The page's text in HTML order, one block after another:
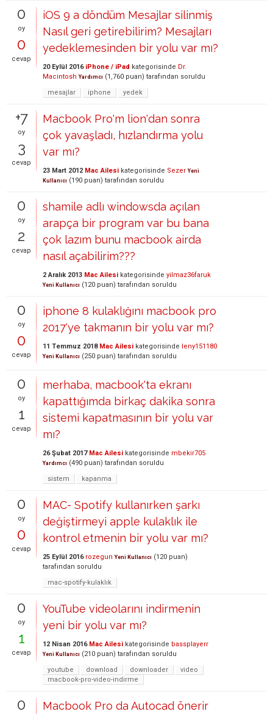
0
oy
0
cevap
iOS 9 a döndüm Mesajlar silinmiş
Nasıl geri getirebilirim? Mesajları
yedeklemesinden bir yolu var mı?
20 Eylül 2016 iPhone / iPad kategorisinde Dr.
Macintosh Yardımcı (1,760 puan) tarafından soruldu
mesajlar
iphone yedek
+7
oy
3
cevap
Macbook Pro'm lion'dan sonra
çok yavaşladı, hızlandırma yolu
var mı?
23 Mart 2012 Mac Ailesi kategorisinde Sezer Yeni
Kullanıcı (190 puan) tarafından soruldu
0
oy
2
cevap
shamile adlı windowsda açılan
arapça bir program var bu bana
çok lazım bunu macbook airda
nasıl açabilirim???
2 Aralık 2013 Mac Ailesi kategorisinde yilmaz36faruk
Yeni Kullanıcı (120 puan) tarafından soruldu
0
oy
0
cevap
iphone 8 kulaklığını macbook pro
2017'ye takmanın bir yolu var mı?
11 Temmuz 2018 Mac Ailesi kategorisinde leny151180
Yeni Kullanıcı (250 puan) tarafından soruldu
0
oy
1
cevap
merhaba, macbook'ta ekranı
kapattığımda birkaç dakika sonra
sistemi kapatmasının bir yolu var
mı?
26 Şubat 2017 Mac Ailesi kategorisinde mbekir705
Yardımcı (490 puan) tarafından soruldu
sistem
kapanma
0
oy
0
cevap
MAC- Spotify kullanırken şarkı
değiştirmeyi apple kulaklık ile
kontrol etmenin bir yolu var mı?
25 Eylül 2016 rozegun Yeni Kullanıcı (120 puan)
tarafından soruldu
mac-spotify-kulaklık
0
oy
1
cevap
YouTube videolarını indirmenin
yeni bir yolu var mı?
12 Nisan 2016 Mac Ailesi kategorisinde bassplayerr
Yeni Kullanıcı (210 puan) tarafından soruldu
youtube
download downloader
video
macbook-pro-video-indirme
0
Macbook Pro da Autocad önerir